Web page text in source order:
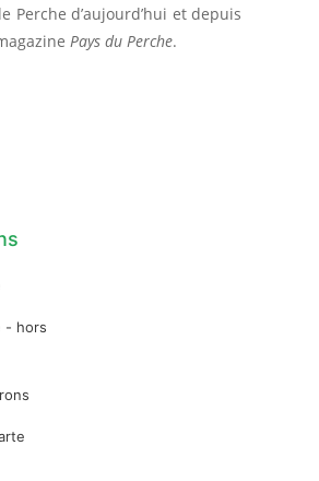
Perche d’aujourd’hui et depuis
Pays du Perche.
- hors